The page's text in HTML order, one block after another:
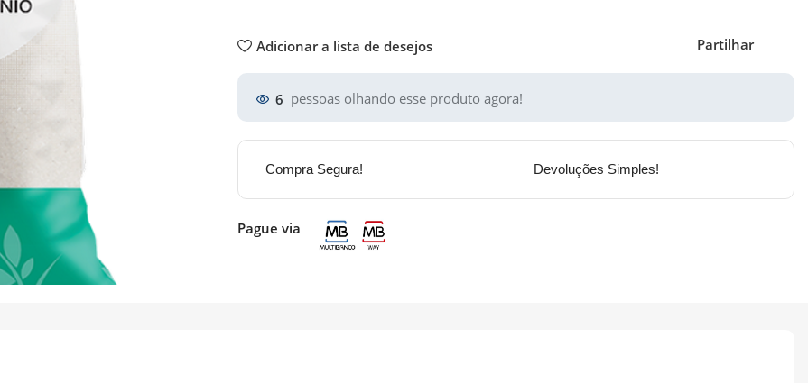
Adicionar a lista de desejos Partilhar
6 pessoas olhando esse produto agora!
Compra Segura! Devoluções Simples!
Pague via